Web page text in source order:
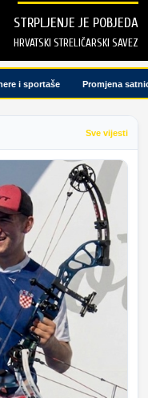
STRPLJENJE JE POBJEDA
HRVATSKI STRELIČARSKI SAVEZ
i sportaše Promjena
Sve vijesti